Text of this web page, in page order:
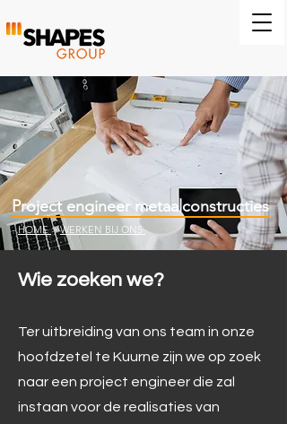
Project engineer metaalconstructies
-HOME>WERKEN BIJ ONS
Wie zoeken we?
Ter uitbreiding van ons team in onze
hoofdzetel te Kuurne zijn we op zoek
naar een project engineer die zal
instaan voor de realisaties van